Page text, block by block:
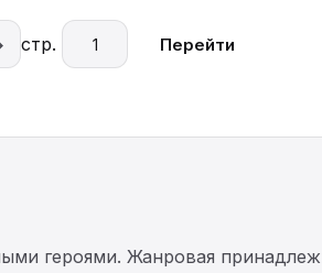
стр. Перейти
героями. Жанровая